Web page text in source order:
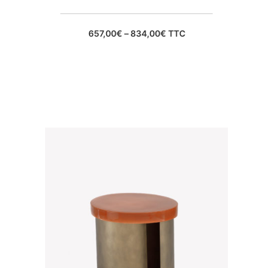
657,00€ –834,00€ TTC